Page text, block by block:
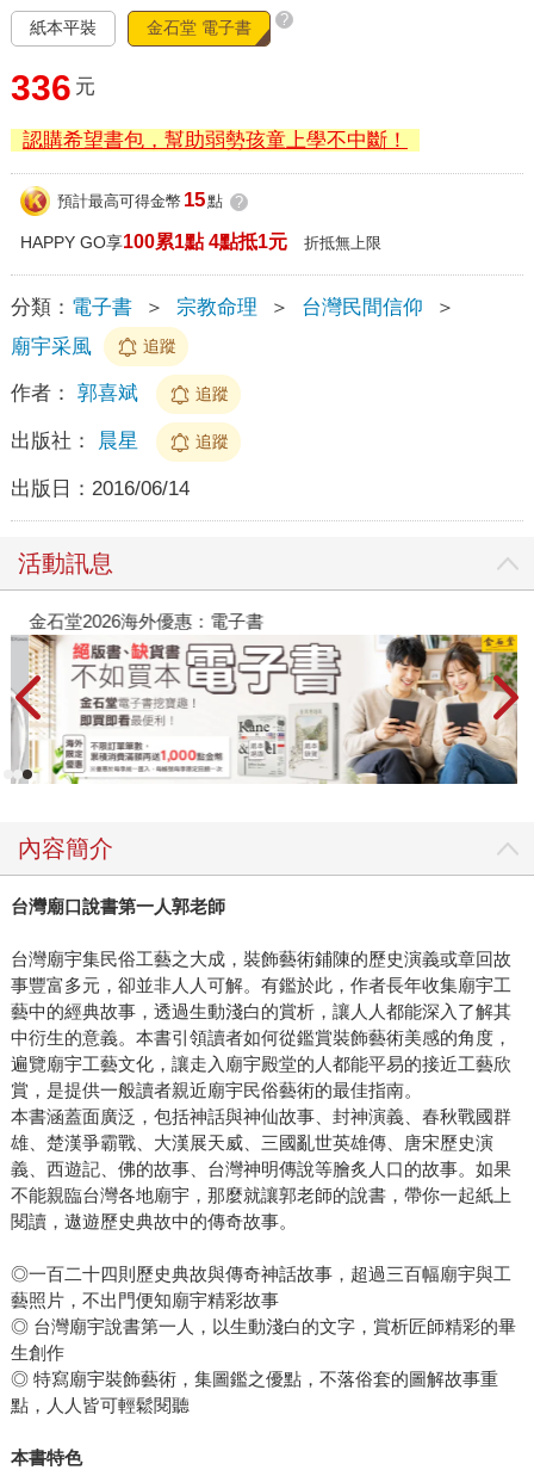
紙本平裝 金石堂 電子書 ?
336 元
認購希望書包，幫助弱勢孩童上學不中斷！
預計最高可得金幣 15點 ?
HAPPY GO享100累1點 4點抵1元 折抵無上限
分類： 電子書 ＞ 宗教命理 ＞ 台灣民間信仰
＞
廟宇采風
追蹤
作者： 郭喜斌 追蹤
出版社： 晨星 追蹤
出版日： 2016/06/14
活動訊息
金石堂2026海外優惠：電子書
內容簡介
台灣廟口說書第一人郭老師
台灣廟宇集民俗工藝之大成，裝飾藝術鋪陳的歷史演義或章回故
事豐富多元，卻並非人人可解。有鑑於此，作者長年收集廟宇工
藝中的經典故事，透過生動淺白的賞析，讓人人都能深入了解其
中衍生的意義。本書引領讀者如何從鑑賞裝飾藝術美感的角度，
遍覽廟宇工藝文化，讓走入廟宇殿堂的人都能平易的接近工藝欣
賞，是提供一般讀者親近廟宇民俗藝術的最佳指南。
本書涵蓋面廣泛，包括神話與神仙故事、封神演義、春秋戰國群
雄、楚漢爭霸戰、大漢展天威、三國亂世英雄傳、唐宋歷史演
義、西遊記、佛的故事、台灣神明傳說等膾炙人口的故事。如果
不能親臨台灣各地廟宇，那麼就讓郭老師的說書，帶你一起紙上
閱讀，遨遊歷史典故中的傳奇故事。
◎一百二十四則歷史典故與傳奇神話故事，超過三百幅廟宇與工
藝照片，不出門便知廟宇精彩故事
◎ 台灣廟宇說書第一人，以生動淺白的文字，賞析匠師精彩的畢
生創作
◎ 特寫廟宇裝飾藝術，集圖鑑之優點，不落俗套的圖解故事重
點，人人皆可輕鬆閱聽
本書特色